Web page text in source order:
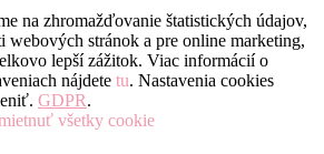
na zhromažďovanie štatistických údajov,
webových stránok a pre online marketing,
lepší zážitok. Viac informácií o
nájdete tu. Nastavenia cookies
GDPR.
všetky cookie